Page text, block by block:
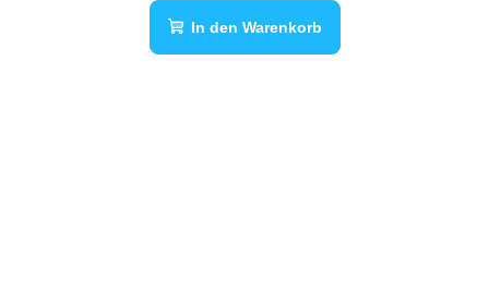
In den Warenkorb